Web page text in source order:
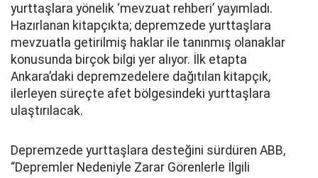
yurttaşlara yönelik ‘mevzuat rehberi’ yayımladı.
Hazırlanan kitapçıkta; depremzede yurttaşlara
mevzuatla getirilmiş haklar ile tanınmış olanaklar
konusunda birçok bilgi yer alıyor. İlk etapta
Ankara’daki depremzedelere dağıtılan kitapçık,
ilerleyen süreçte afet bölgesindeki yurttaşlara
ulaştırılacak.
Depremzede yurttaşlara desteğini sürdüren ABB,
“Depremler Nedeniyle Zarar Görenlerle İlgili